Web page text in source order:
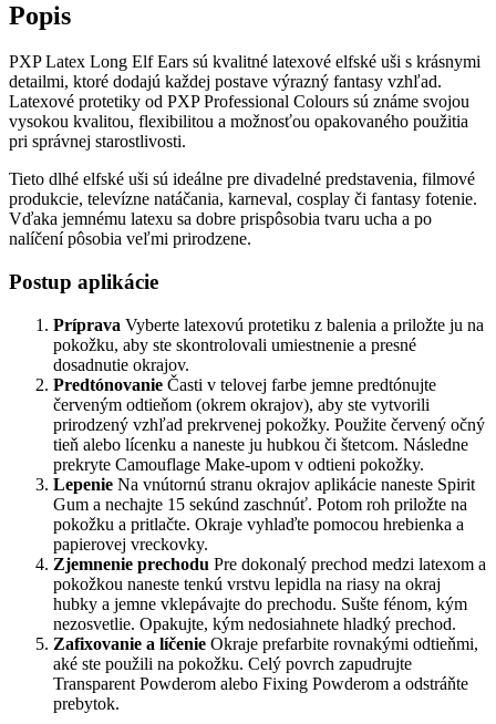
Popis
PXP Latex Long Elf Ears sú kvalitné latexové elfské uši s krásnymi
detailmi, ktoré dodajú každej postave výrazný fantasy vzhľad.
Latexové protetiky od PXP Professional Colours sú známe svojou
vysokou kvalitou, flexibilitou a možnosťou opakovaného použitia
pri správnej starostlivosti.
Tieto dlhé elfské uši sú ideálne pre divadelné predstavenia, filmové
produkcie, televízne natáčania, karneval, cosplay či fantasy fotenie.
Vďaka jemnému latexu sa dobre prispôsobia tvaru ucha a po
nalíčení pôsobia veľmi prirodzene.
Postup aplikácie
Príprava Vyberte latexovú protetiku z balenia a priložte ju na
pokožku, aby ste skontrolovali umiestnenie a presné
dosadnutie okrajov.
Predtónovanie Časti v telovej farbe jemne predtónujte
červeným odtieňom (okrem okrajov), aby ste vytvorili
prirodzený vzhľad prekrvenej pokožky. Použite červený očný
tieň alebo lícenku a naneste ju hubkou či štetcom. Následne
prekryte Camouflage Make-upom v odtieni pokožky.
Lepenie Na vnútornú stranu okrajov aplikácie naneste Spirit
Gum a nechajte 15 sekúnd zaschnúť. Potom roh priložte na
pokožku a pritlačte. Okraje vyhlaďte pomocou hrebienka a
papierovej vreckovky.
Zjemnenie prechodu Pre dokonalý prechod medzi latexom a
pokožkou naneste tenkú vrstvu lepidla na riasy na okraj
hubky a jemne vklepávajte do prechodu. Sušte fénom, kým
nezosvetlie. Opakujte, kým nedosiahnete hladký prechod.
Zafixovanie a líčenie Okraje prefarbite rovnakými odtieňmi,
aké ste použili na pokožku. Celý povrch zapudrujte
Transparent Powderom alebo Fixing Powderom a odstráňte
prebytok.